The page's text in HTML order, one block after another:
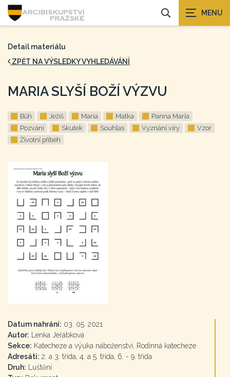
Detail materiálu
ZPĚT NA VÝSLEDKY VYHLEDÁVÁNÍ
MARIA SLYŠÍ BOŽÍ VÝZVU
Bůh Ježíš Maria Matka
Panna Maria
Pozvání
Skutek Souhlas Vyznání víry
Vzor
Životní příběh
Datum nahrání: 03. 05. 2021
Autor: Lenka Jeřábková
Sekce: Katecheze a výuka náboženství, Rodinná katecheze
Adresáti: 2. a 3. třída, 4. a 5. třída, 6. - 9. třída
Druh: Luštění